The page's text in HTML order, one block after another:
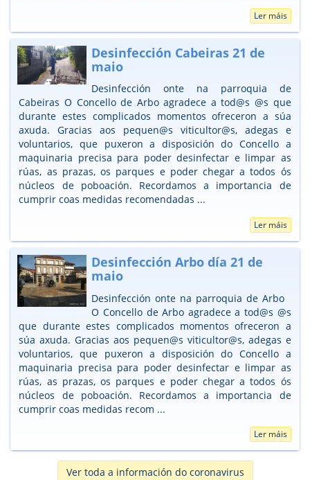
Ler máis
Desinfección Cabeiras 21 de
maio
Desinfección onte na parroquia de
Cabeiras O Concello de Arbo agradece a tod@s @s que
durante estes complicados momentos ofreceron a súa
axuda. Gracias aos pequen@s viticultor@s, adegas e
voluntarios, que puxeron a disposición do Concello a
maquinaria precisa para poder desinfectar e limpar as
rúas, as prazas, os parques e poder chegar a todos ós
núcleos de poboación. Recordamos a importancia de
cumprir coas medidas recomendadas ...
Ler máis
Desinfección Arbo día 21 de
maio
Desinfección onte na parroquia de Arbo
O Concello de Arbo agradece a tod@s @s
que durante estes complicados momentos ofreceron a
súa axuda. Gracias aos pequen@s viticultor@s, adegas e
voluntarios, que puxeron a disposición do Concello a
maquinaria precisa para poder desinfectar e limpar as
rúas, as prazas, os parques e poder chegar a todos ós
núcleos de poboación. Recordamos a importancia de
cumprir coas medidas recom ...
Ler máis
Ver toda a información do coronavirus